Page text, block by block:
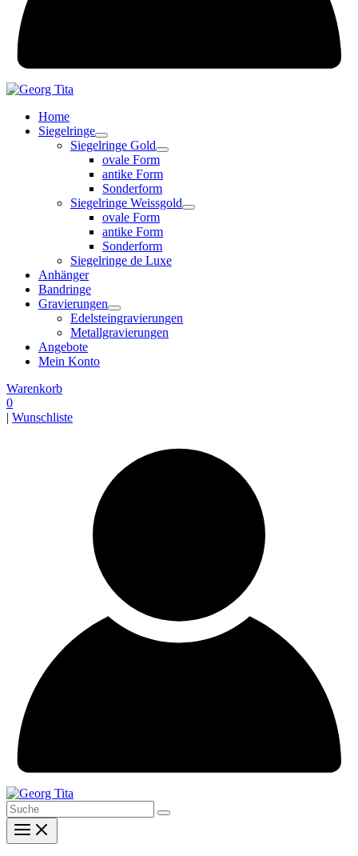
Home
Siegelringe
Siegelringe Gold
ovale Form
antike Form
Sonderform
Siegelringe Weissgold
ovale Form
antike Form
Sonderform
Siegelringe de Luxe
Anhänger
Bandringe
Gravierungen
Edelsteingravierungen
Metallgravierungen
Angebote
Mein Konto
Warenkorb
0
| Wunschliste
Search
for: